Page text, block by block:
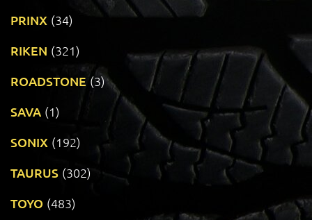
PRINX (34)
RIKEN (321)
ROADSTONE (3)
SAVA (1)
SONIX (192)
TAURUS (302)
TOYO (483)